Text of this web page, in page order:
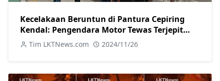
Kecelakaan Beruntun di Pantura Cepiring
Kendal: Pengendara Motor Tewas Terjepit
TrukTim LKTNews.com 2024/11/26